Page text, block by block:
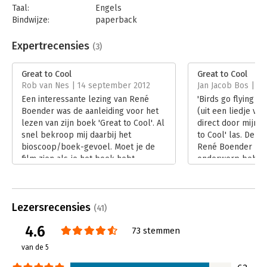
open voor de constante die verandering heet. Wij nemen u mee
op reis en wees niet bang om af en toe op een vreemde trein
'Om groot te worden moet een bedrijf eerst en vooral cool
zijn. In Great to Cool lees je in 111 hoofdstukken hoe een "cool"
bedrijf te worden, en wat je moet doen als Steve Jobs opeens
je concurrent wordt. Het is het evangelie van reclameman
René Boender, actieve brain-agent bij windkracht tien.' - De
Pers
'Een absolute bestseller en aanrader' - BNR
Taal:
Engels
Bindwijze:
paperback
Uitgever:
Bertram + de Leeuw Uitgevers BV
Verschijningsdatum:
Hoofdrubriek: Advisering
Expertrecensies (3)
Great to Cool
Rob van Nes | 14 september 2012
Een interessante lezing van René
Boender was de aanleiding voor het
lezen van zijn boek 'Great to Cool'. Al
snel bekroop mij daarbij het
bioscoop/boek-gevoel. Moet je de
film zien als je het boek hebt
Great to Cool
Jan Jacob Bos | 5
'Birds go flying at
(uit een liedje
direct door mijn
to Cool' las. De
René Boender
onderwerp
Lezersrecensies (41)
4.6
van de 5
73 stemmen